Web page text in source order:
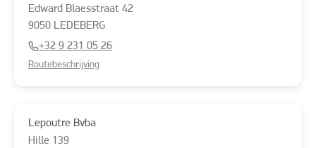
Edward Blaesstraat 42
9050 LEDEBERG
+32 9 231 05 26
Routebeschrijving
Lepoutre Bvba
Hille 139